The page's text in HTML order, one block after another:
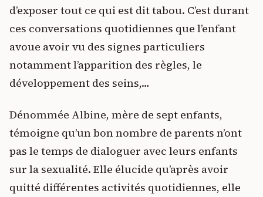
d’exposer tout ce qui est dit tabou. C’est durant
ces conversations quotidiennes que l’enfant
avoue avoir vu des signes particuliers
notamment l’apparition des règles, le
développement des seins,…
Dénommée Albine, mère de sept enfants,
témoigne qu’un bon nombre de parents n’ont
pas le temps de dialoguer avec leurs enfants
sur la sexualité. Elle élucide qu’après avoir
quitté différentes activités quotidiennes, elle